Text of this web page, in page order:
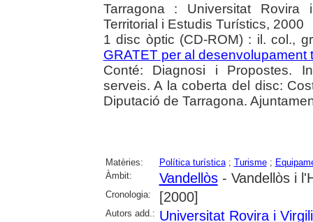
Tarragona : Universitat
Territorial i Estudis Turístics, 2000
1 disc òptic (CD-ROM) : il. col.,
GRATET per al desenvolupament
Conté: Diagnosi i Propostes.
serveis. A la coberta del disc:
Diputació de Tarragona.
Matèries: Política turística; Turisme;
Àmbit:
Vandellòs- Vandellòs i
Cronologia: [2000]
Autors add.: Universitat Rovira i Virgili